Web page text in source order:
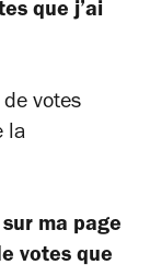
que j’ai
votes
la
sur ma page
votes que